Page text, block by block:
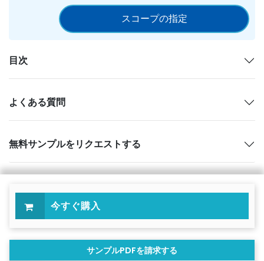
スコープの指定
目次
よくある質問
無料サンプルをリクエストする
今すぐ購入
サンプルPDFを請求する